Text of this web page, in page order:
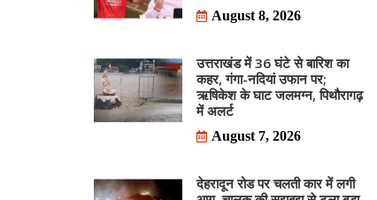
August 8, 2026
उत्तराखंड में 36 घंटे से बारिश का
कहर, गंगा-नदियां उफान पर;
ऋषिकेश के घाट जलमग्न, पिथौरागढ़
में अलर्ट
August 7, 2026
देहरादून रोड पर चलती कार में लगी